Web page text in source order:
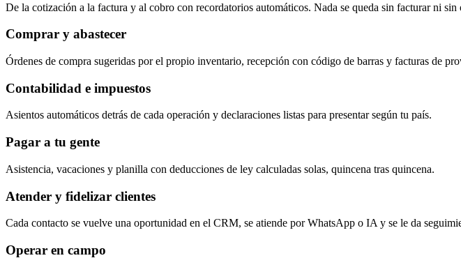
De la cotización a la factura y al cobro con recordatorios automáticos. Nada se queda sin facturar ni sin
Comprar y abastecer
Órdenes de compra sugeridas por el propio inventario, recepción con código de barras y facturas de
Contabilidad e impuestos
Asientos automáticos detrás de cada operación y declaraciones listas para presentar según tu país.
Pagar a tu gente
Asistencia, vacaciones y planilla con deducciones de ley calculadas solas, quincena tras quincena.
Atender y fidelizar clientes
Cada contacto se vuelve una oportunidad en el CRM, se atiende por WhatsApp o IA y se le da
Operar en campo